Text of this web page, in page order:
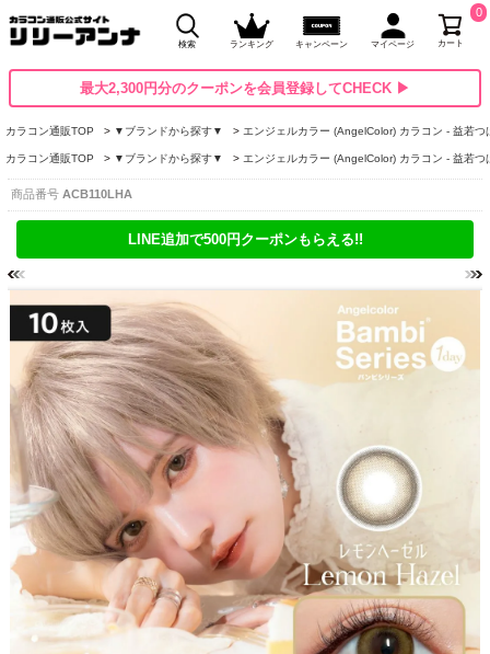
検索 ランキング キャンペーン マイページ カート
0
最大2,300円分のクーポンを会員登録してCHECK ▶
カラコン通販TOP ▼ブランドから探す▼ エンジェルカラー (AngelColor) カラコン - 益若つ
カラコン通販TOP ▼ブランドから探す▼ エンジェルカラー (AngelColor) カラコン - 益若つ
商品番号 ACB110LHA
LINE追加で500円クーポンもらえる!!